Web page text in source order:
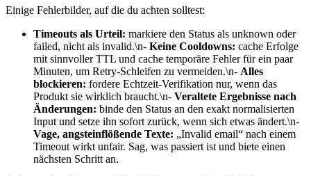
Einige Fehlerbilder, auf die du achten solltest:
Timeouts als Urteil: markiere den Status als unknown oder
failed, nicht als invalid.\n- Keine Cooldowns: cache Erfolge
mit sinnvoller TTL und cache temporäre Fehler für ein paar
Minuten, um Retry‑Schleifen zu vermeiden.\n- Alles
blockieren: fordere Echtzeit‑Verifikation nur, wenn das
Produkt sie wirklich braucht.\n- Veraltete Ergebnisse nach
Änderungen: binde den Status an den exakt normalisierten
Input und setze ihn sofort zurück, wenn sich etwas ändert.\n-
Vage, angsteinflößende Texte: „Invalid email“ nach einem
Timeout wirkt unfair. Sag, was passiert ist und biete einen
nächsten Schritt an.